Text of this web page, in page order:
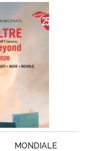
MONDIALE